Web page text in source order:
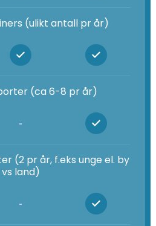
(ulikt antall pr år)
(ca 6-8 pr år)
-
(2 pr år, f.eks unge el. by
vs land)
-